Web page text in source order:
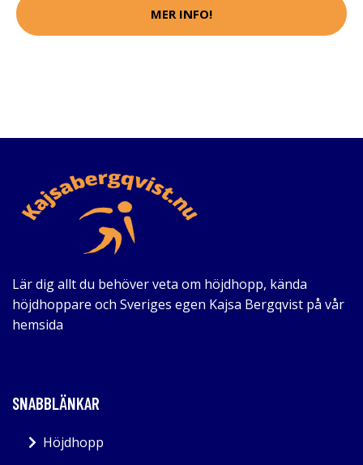
MER INFO!
Lär dig allt du behöver veta om höjdhopp, kända
höjdhoppare och Sveriges egen Kajsa Bergqvist på vår
hemsida
SNABBLÄNKAR
Höjdhopp